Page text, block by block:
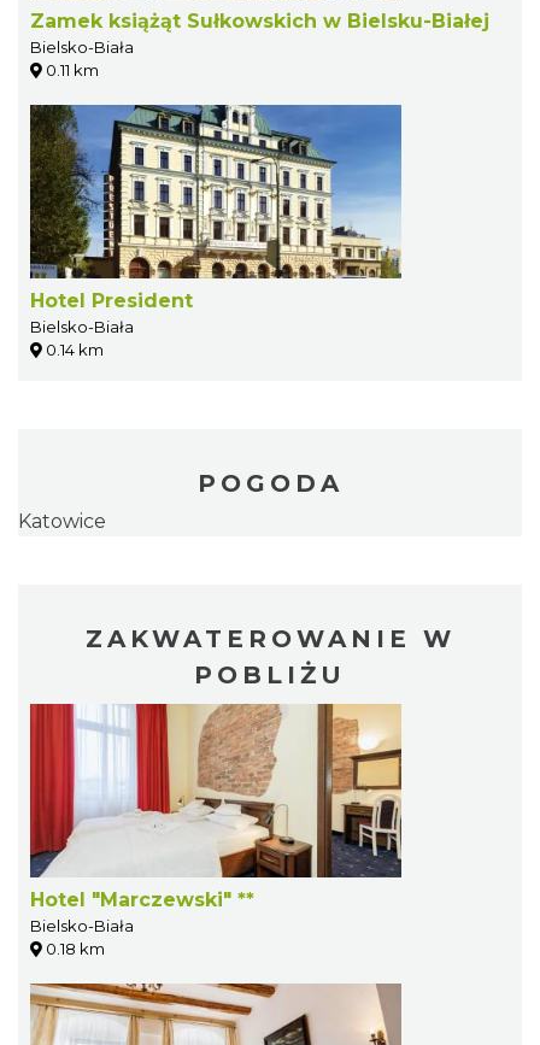
Zamek książąt Sułkowskich w Bielsku-Białej
Bielsko-Biała
0.11 km
Hotel President
Bielsko-Biała
0.14 km
POGODA
Katowice
ZAKWATEROWANIE W
POBLIŻU
Hotel "Marczewski" **
Bielsko-Biała
0.18 km